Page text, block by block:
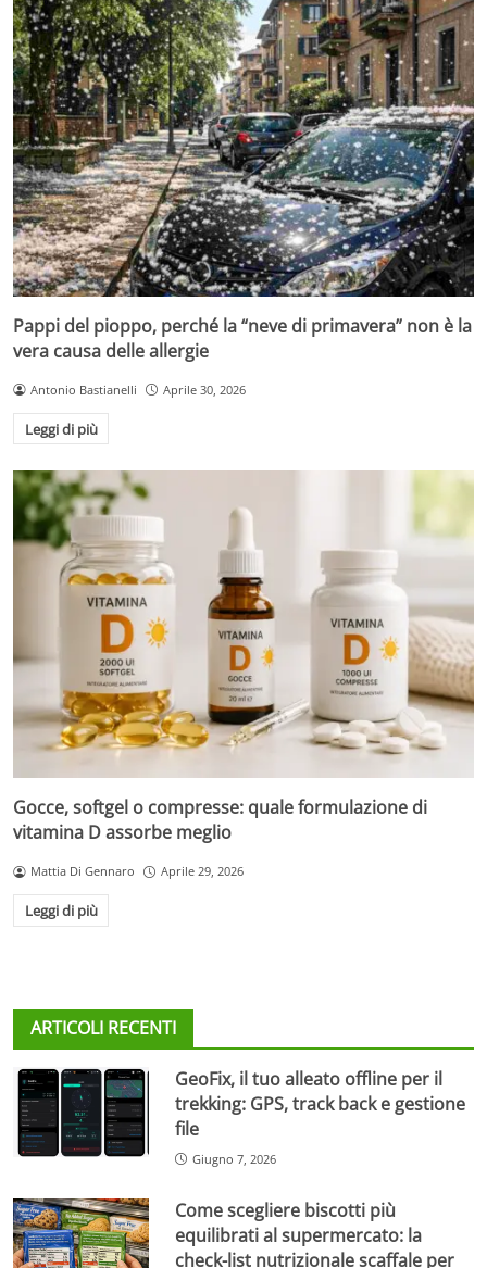
Pappi del pioppo, perché la “neve di primavera” non è la
vera causa delle allergie
Antonio Bastianelli Aprile 30, 2026
Leggi di più
Gocce, softgel o compresse: quale formulazione di
vitamina D assorbe meglio
Mattia Di Gennaro Aprile 29, 2026
Leggi di più
ARTICOLI RECENTI
GeoFix, il tuo alleato offline per il
trekking: GPS, track back e gestione
file
Giugno 7, 2026
Come scegliere biscotti più
equilibrati al supermercato: la
check-list nutrizionale scaffale per